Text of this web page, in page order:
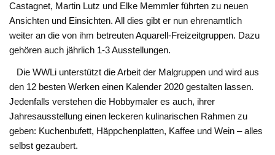
Castagnet, Martin Lutz und Elke Memmler führten zu neuen
Ansichten und Einsichten. All dies gibt er nun ehrenamtlich
weiter an die von ihm betreuten Aquarell-Freizeitgruppen. Dazu
gehören auch jährlich 1-3 Ausstellungen.
Die WWLi unterstützt die Arbeit der Malgruppen und wird aus
den 12 besten Werken einen Kalender 2020 gestalten lassen.
Jedenfalls verstehen die Hobbymaler es auch, ihrer
Jahresausstellung einen leckeren kulinarischen Rahmen zu
geben: Kuchenbufett, Häppchenplatten, Kaffee und Wein – alles
selbst gezaubert.